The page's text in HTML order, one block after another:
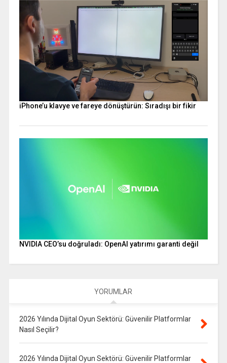
iPhone’u klavye ve fareye dönüştürün: Sıradışı bir fikir
NVIDIA CEO’su doğruladı: OpenAI yatırımı garanti değil
YORUMLAR
2026 Yılında Dijital Oyun Sektörü: Güvenilir Platformlar
Nasıl Seçilir?
2026 Yılında Dijital Oyun Sektörü: Güvenilir Platformlar